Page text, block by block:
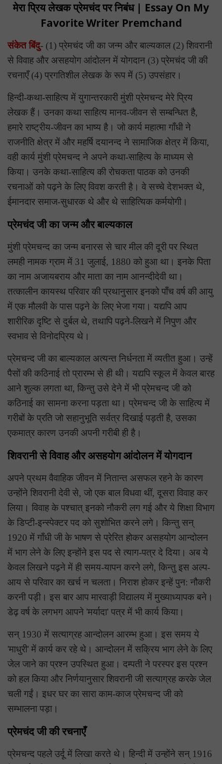
मेरा प्रिय लेखक प्रेमचंद पर निबंध | Essay On My
Favorite Writer Premchand
संकेत बिंदु- (1) प्रेमचंद जी का जन्म और बाल्यकाल (2) शिवरानी
से विवाह और असहयोग आंदोलन में योगदान (3) प्रेमचंद जी की
रचनाएँ (4) प्रगतिशील लेखक के रूप में (5) उपसंहार।
हिन्दी-कथा-साहित्य में युगान्तरकारी मुंशी प्रेमचन्द मेरे प्रिय
लेखक हैं। उनका कथा साहित्य मानव-जीवन से सम्बन्धित है,
हमारे राष्ट्रीय-जीवन का भाष्य है। जो कार्य महात्मा गाँधी ने
राजनीति क्षेत्र में और महर्षि दयानन्द ने सामाजिक क्षेत्र में किया,
वही कार्य मुंशी प्रेमचन्द ने अपने कथा-साहित्य के माध्यम से
किया। उनके कथा-साहित्य की रोचकता पाठक को उनकी
रचनाओं को पढ़ने के लिए विवश करती है। वे सच्चे देशभक्त थे,
ईमानदार समाज-सुधारक थे और थे साहित्यिक कर्मयोगी।
प्रेमचंद जी का जन्म और बाल्यकाल
मुंशी प्रेमचन्द का जन्म बनारस से चार मील की दूरी पर स्थित
लमही नामक ग्राम में 31 जुलाई, 1880 को हुआ था। इनके पिता
का नाम अजायबराय और माता का नाम आनन्दीदेवी था।
तत्कालीन कायस्थ परिवार की प्रथानुसार इनको पाँच वर्ष की आयु
में एक मौलवी के पास पढ़ने के लिए भेजा गया। यद्यपि आप
शारीरिक दृष्टि से दुर्बल थे, तथापि पढ़ने-लिखने में निपुण और
स्वभाव से विनोदप्रिय थे।
प्रेमचन्द जी का बाल्यकाल अत्यन्त निर्धनता में व्यतीत हुआ। उन्हें
पैसों की कठिनाई तो प्रारम्भ से ही थी। यद्यपि स्कूल में केवल बारह
आने शुल्क लगता था, किन्तु उसे देने में भी प्रेमचन्द जी को
कठिनाई का सामना करना पड़ता था। प्रेमचन्द जी के साहित्य में
गरीबों के प्रति जो सहानुभूति सर्वत्र दिखाई पड़ती है, उसका
एकमात्र कारण उनकी अपनी गरीबी ही है।
शिवरानी से विवाह और असहयोग आंदोलन में योगदान
अपने प्रथम वैवाहिक जीवन में नितान्त असफल रहने के कारण
उन्होंने शिवरानी देवी से, जो एक बाल विधवा थीं, दूसरा विवाह कर
लिया। विवाह के पश्चात् इनको नौकरी लग गई और ये शिक्षा विभाग
के डिप्टी-इन्स्पेक्टर पद को सुशोभित करने लगे। किन्तु सन्
1920 में गाँधी जी के भाषण से प्रेरित होकर असहयोग आन्दोलन
में भाग लेने के लिए इन्होंने इस पद से त्याग-पत्र दे दिया। अब ये
केवल लिखने पढ़ने में ही समय-यापन करने लगे, किन्तु इस अल्प-
आय से परिवार का खर्च न चलता। निराश होकर इन्हें पुन: नौकरी
करनी पड़ी। इस बार आप मारवाड़ी विद्यालय में मुख्याध्यापक बने।
डेढ़ वर्ष के लगभग आपने 'मर्यादा' पत्र में भी कार्य किया।
सन् 1930 में सत्याग्रह आन्दोलन आरम्भ हुआ। इस समय ये
'माधुरी' में कार्य कर रहे थे। आन्दोलन में सक्रिय भाग लेने के लिए
जेल जाने का प्रश्न उपस्थित हुआ। दम्पती ने परस्पर इस प्रश्न
को हल किया और निर्णयानुसार शिवरानी जी सत्याग्रह करके जेल
चली गईं। इधर घर का सारा काम-काज प्रेमचन्द जी को
सम्भालना पड़ा।
प्रेमचंद जी की रचनाएँ
प्रेमचन्द पहले उर्दू में लिखा करते थे। हिन्दी में उन्होंने सन् 1916